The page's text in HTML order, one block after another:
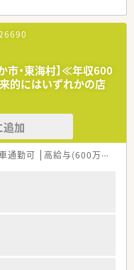
心して勤務ができるメリッ
や仕組み、調剤業務の基
スムーズに業務に就くた
ます。ブランクのある方
、ステップアップ研修、リー
れています。薬剤師とし
成長できる環境を整えてい
市・東海村】≪年収600
的にはいずれかの店
追加
通勤可 高給与(600万円以上)